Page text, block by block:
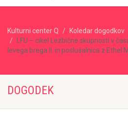
Kulturni center Q Koledar dogodkov
LFU – cikel Lezbične skupnosti v
levega brega II. in poslušalnica z Ethel
DOGODEK